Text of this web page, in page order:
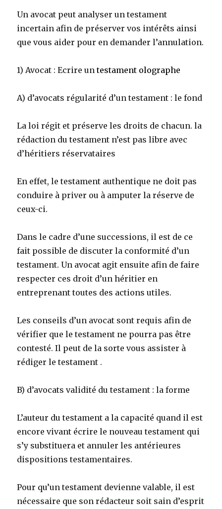
Un avocat peut analyser un testament
incertain afin de préserver vos intérêts ainsi
que vous aider pour en demander l’annulation.
1) Avocat : Ecrire untestament olographe
A) d’avocats régularité d’un testament : le fond
La loi régit et préserve les droits de chacun. la
rédaction du testament n’est pas libre avec
d’héritiers réservataires
En effet, le testament authentique ne doit pas
conduire à priver ou à amputer la réserve de
ceux-ci.
Dans le cadre d’une successions, il est de ce
fait possible de discuter la conformité d’un
testament. Un avocat agit ensuite afin de faire
respecter ces droit d’un héritier en
entreprenant toutes des actions utiles.
Les conseils d’un avocat sont requis afin de
vérifier que le testament ne pourra pas être
contesté. Il peut de la sorte vous assister à
rédiger le testament .
B) d’avocats validité du testament : la forme
L’auteur du testament a la capacité quand il est
encore vivant écrire le nouveau testament qui
s’y substituera et annuler les antérieures
dispositions testamentaires.
Pour qu’un testament devienne valable, il est
nécessaire que son rédacteur soit sain d’esprit